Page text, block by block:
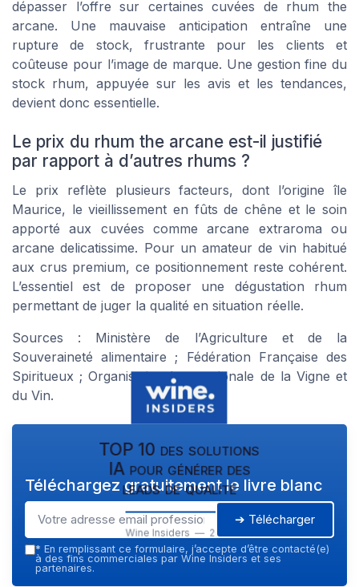
dépasser l’offre sur certaines cuvées de rhum the
arcane. Une mauvaise anticipation entraîne une
rupture de stock, frustrante pour les clients et
coûteuse pour l’image de marque. Une gestion fine du
stock rhum, appuyée sur les avis et les tendances,
devient donc essentielle.
Le prix du rhum the arcane est-il justifié
par rapport à d’autres rhums ?
Le prix reflète plusieurs facteurs, dont l’origine île
Maurice, le vieillissement en fûts de chêne et le soin
apporté aux cuvées comme arcane extraroma ou
arcane delicatissime. Pour un amateur de vin habitué
aux crus premium, ce positionnement reste cohérent.
L’essentiel est de proposer une dégustation rhum
permettant de juger la qualité en situation réelle.
Sources : Ministère de l’Agriculture et de la
Souveraineté alimentaire ; Fédération Française des
Spiritueux ; Organisation Internationale de la Vigne et
du Vin.
TOP 10 des solutions
IA pour générer des
leads de qualité
Wine Insiders — 2026
Téléchargez gratuitement le livre blanc
➔ Télécharger
* En remplissant ce formulaire, j’accepte d’être contacté(e)
à des fins commerciales par Wine Insiders et ses
partenaires.